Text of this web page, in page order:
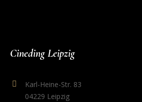
Cineding Leipzig
Karl-Heine-Str. 83
04229 Leipzig